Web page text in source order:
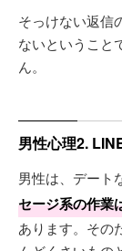
そっけない返信
ないということ
ん。
男性心理2.
男性は、デート
セージ系の作業
あります。その